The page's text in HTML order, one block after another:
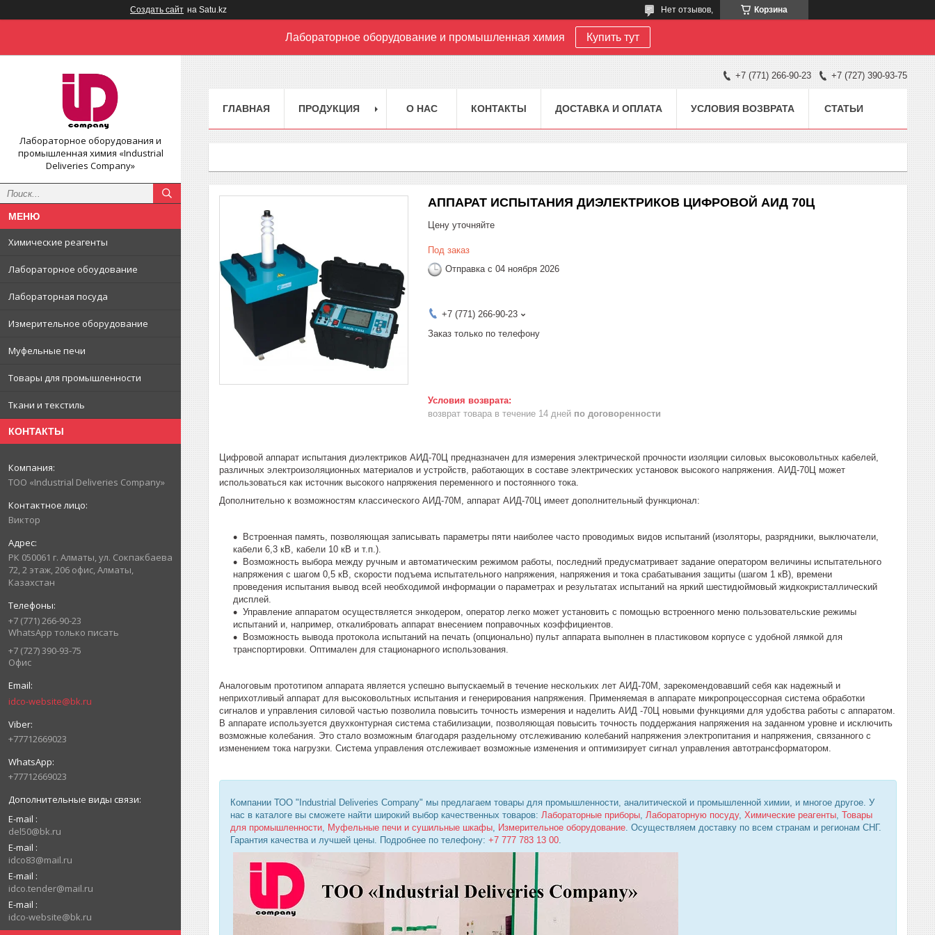
Создать сайт на Satu.kz Корзина
Нет отзывов,
Лабораторное оборудование и промышленная химия Купить тут
Лабораторное оборудования и
промышленная химия «Industrial
Deliveries Company»
Химические реагенты
Лабораторное обоудование
Лабораторная посуда
Измерительное оборудование
Муфельные печи
Товары для промышленности
Ткани и текстиль
КОНТАКТЫ
ТОО «Industrial Deliveries Company»
Виктор
РК 050061 г. Алматы, ул. Сокпакбаева
72, 2 этаж, 206 офис, Алматы,
Казахстан
+7 (771) 266-90-23
WhatsApp только писать
+7 (727) 390-93-75
Офис
idco-website@bk.ru
+77712669023
+77712669023
E-mail
del50@bk.ru
E-mail
idco83@mail.ru
E-mail
idco.tender@mail.ru
E-mail
idco-website@bk.ru
+7 (771) 266-90-23 +7 (727) 390-93-75
ГЛАВНАЯ ПРОДУКЦИЯ О НАС КОНТАКТЫ ДОСТАВКА И ОПЛАТА УСЛОВИЯ ВОЗВРАТА СТАТЬИ
АППАРАТ ИСПЫТАНИЯ ДИЭЛЕКТРИКОВ ЦИФРОВОЙ АИД 70Ц
Цену уточняйте
Под заказ
Отправка с 04 ноября 2026
+7 (771) 266-90-23
Заказ только по телефону
возврат товара в течение 14 дней по договоренности
Цифровой аппарат испытания диэлектриков АИД-70Ц предназначен для измерения электрической прочности изоляции силовых высоковольтных кабелей,
различных электроизоляционных материалов и устройств, работающих в составе электрических установок высокого напряжения. АИД-70Ц может
использоваться как источник высокого напряжения переменного и постоянного тока.
Дополнительно к возможностям классического АИД-70М, аппарат АИД-70Ц имеет дополнительный функционал:
Встроенная память, позволяющая записывать параметры пяти наиболее часто проводимых видов испытаний (изоляторы, разрядники, выключатели,
кабели 6,3 кВ, кабели 10 кВ и т.п.).
Возможность выбора между ручным и автоматическим режимом работы, последний предусматривает задание оператором величины испытательного
напряжения с шагом 0,5 кВ, скорости подъема испытательного напряжения, напряжения и тока срабатывания защиты (шагом 1 кВ), времени
проведения испытания вывод всей необходимой информации о параметрах и результатах испытаний на яркий шестидюймовый жидкокристаллический
дисплей.
Управление аппаратом осуществляется энкодером, оператор легко может установить с помощью встроенного меню пользовательские режимы
испытаний и, например, откалибровать аппарат внесением поправочных коэффициентов.
Возможность вывода протокола испытаний на печать (опционально) пульт аппарата выполнен в пластиковом корпусе с удобной лямкой для
транспортировки. Оптимален для стационарного использования.
Аналоговым прототипом аппарата является успешно выпускаемый в течение нескольких лет АИД-70М, зарекомендовавший себя как надежный и
неприхотливый аппарат для высоковольтных испытания и генерирования напряжения. Применяемая в аппарате микропроцессорная система обработки
сигналов и управления силовой частью позволила повысить точность измерения и наделить АИД -70Ц новыми функциями для удобства работы с аппаратом.
В аппарате используется двухконтурная система стабилизации, позволяющая повысить точность поддержания напряжения на заданном уровне и исключить
возможные колебания. Это стало возможным благодаря раздельному отслеживанию колебаний напряжения электропитания и напряжения, связанного с
изменением тока нагрузки. Система управления отслеживает возможные изменения и оптимизирует сигнал управления автотрансформатором.
Компании ТОО "Industrial Deliveries Company" мы предлагаем товары для промышленности, аналитической и промышленной химии, и многое другое. У
нас в каталоге вы сможете найти широкий выбор качественных товаров: Лабораторные приборы Лабораторную посуду, Химические реагенты Товары
для промышленности
Муфельные печи и сушильные шкафы Измерительное оборудование . Осуществляем доставку по всем странам и регионам СНГ.
Гарантия качества и лучшей цены. Подробнее по телефону: +7 777 783 13 00